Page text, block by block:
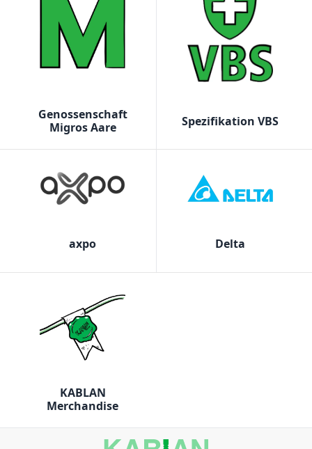
Genossenschaft
Migros Aare
Spezifikation VBS
axpo Delta
KABLAN
Merchandise